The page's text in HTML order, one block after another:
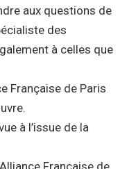
aux questions de
des
à celles que
Française de Paris
à l’issue de la
Française de